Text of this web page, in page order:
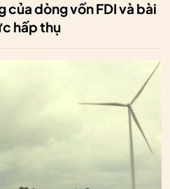
dòng vốn FDI và bài
hấp thụ